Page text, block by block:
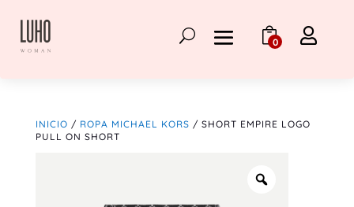
0 
INICIO / ROPA MICHAEL KORS / SHORT EMPIRE LOGO
PULL ON SHORT